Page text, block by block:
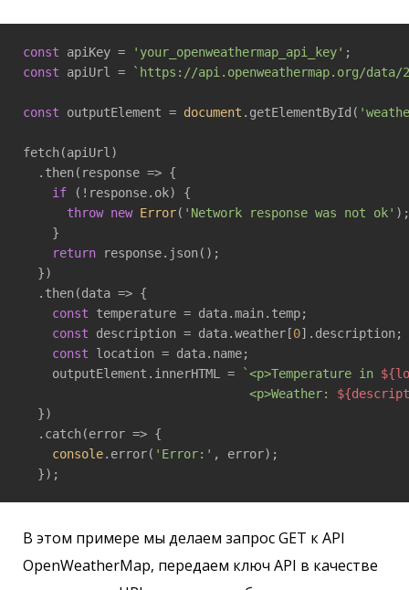
const apiKey = 'your_openweathermap_api_key'
const apiUrl = `https://api.openweathermap.org/data/
const outputElement = document .getElementById(
fetch(apiUrl)
  .then(
response => {
if (!response.ok) {
throw new Error( 'Network response was not ok' );
    }
return response.json();
  })
  .then(
data => {
const temperature = data.main.temp;
const description = data.weather[0].description;
const location = data.name;
    outputElement.innerHTML =
`<p>Temperature in
                               <p>Weather:
  })
  .catch(
error => {
console.error( 'Error:' , error);
  });
В этом примере мы делаем запрос GET к API
OpenWeatherMap, передаем ключ API в качестве